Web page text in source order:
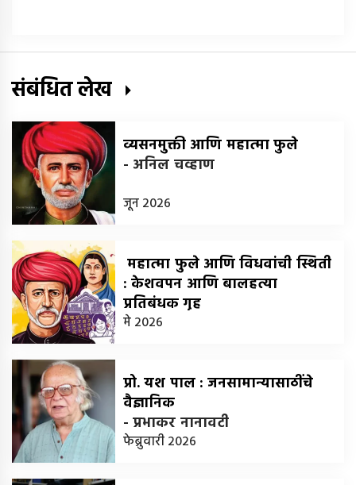
संबंधित लेख
व्यसनमुक्ती आणि महात्मा फुले
- अनिल चव्हाण
जून 2026
महात्मा फुले आणि विधवांची स्थिती
: केशवपन आणि बालहत्या
प्रतिबंधक गृह
-डॉ. देवकुमार अहिरे
मे 2026
प्रो. यश पाल : जनसामान्यासाठींचे
वैज्ञानिक
-प्रभाकर नानावटी
फेब्रुवारी 2026